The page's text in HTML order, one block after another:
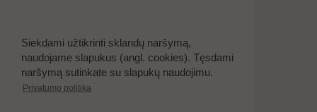
Siekdami užtikrinti sklandų naršymą,
naudojame slapukus (angl. cookies). Tęsdami
naršymą sutinkate su slapukų naudojimu.
Privatumo politika